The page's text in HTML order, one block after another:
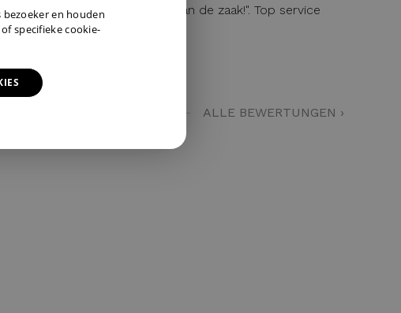
kosten waren: "service van de zaak!". Top service
ook na al die jaren!
ALLE BEWERTUNGEN ›
en houden
specifieke cookie-